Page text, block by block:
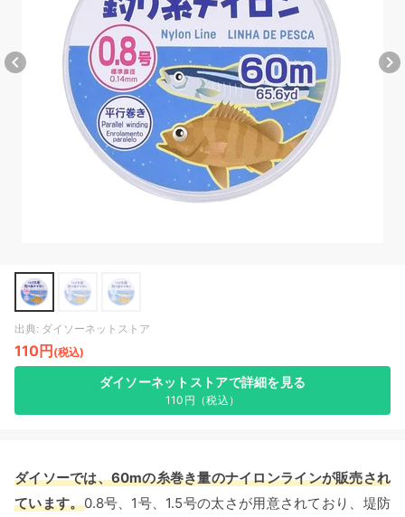
出典: ダイソーネットストア
110円 (税込)
ダイソーネットストアで詳細を見る
110円（税込）
ダイソーでは、60mの糸巻き量のナイロンラインが販売され
ています。0.8号、1号、1.5号の太さが用意されており、堤防